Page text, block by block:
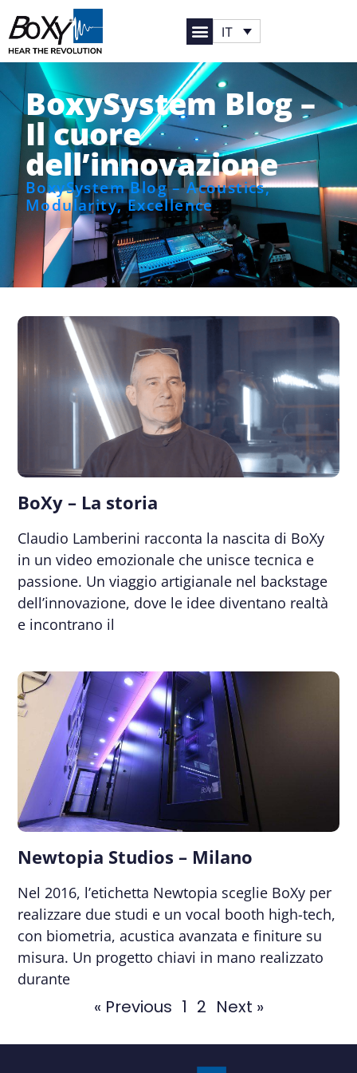
IT
BoxySystem Blog –
Il cuore
dell’innovazione
BoxySystem Blog – Acoustics,
Modularity, Excellence
BoXy – La storia
Claudio Lamberini racconta la nascita di BoXy
in un video emozionale che unisce tecnica e
passione. Un viaggio artigianale nel backstage
dell’innovazione, dove le idee diventano realtà
e incontrano il
Newtopia Studios – Milano
Nel 2016, l’etichetta Newtopia sceglie BoXy per
realizzare due studi e un vocal booth high-tech,
con biometria, acustica avanzata e finiture su
misura. Un progetto chiavi in mano realizzato
durante
« Previous 1 2 Next »